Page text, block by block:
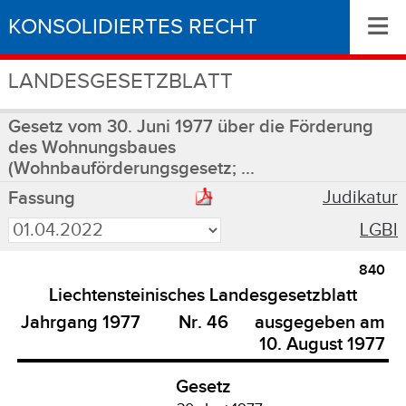
KONSOLIDIERTES RECHT
LANDESGESETZBLATT
≡
Gesetz vom 30. Juni 1977 über die Förderung
des Wohnungsbaues
(Wohnbauförderungsgesetz; ...
Fassung
Judikatur
LGBl